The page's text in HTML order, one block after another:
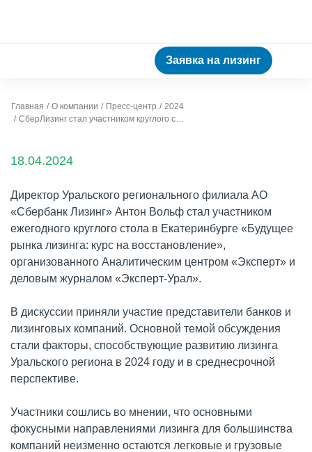
Заявка на лизинг
Главная О компании Пресс-центр
2024
СберЛизинг стал участником круглого стола «Будущее рынка лизинга: курс на восстановление»
18.04.2024
Директор Уральского регионального филиала АО
«Сбербанк Лизинг» Антон Вольф стал участником
ежегодного круглого стола в Екатеринбурге «Будущее
рынка лизинга: курс на восстановление»,
организованного Аналитическим центром «Эксперт» и
деловым журналом «Эксперт-Урал».
В дискуссии приняли участие представители банков и
лизинговых компаний. Основной темой обсуждения
стали факторы, способствующие развитию лизинга
Уральского региона в 2024 году и в среднесрочной
перспективе.
Участники сошлись во мнении, что основными
фокусными направлениями лизинга для большинства
компаний неизменно остаются легковые и грузовые